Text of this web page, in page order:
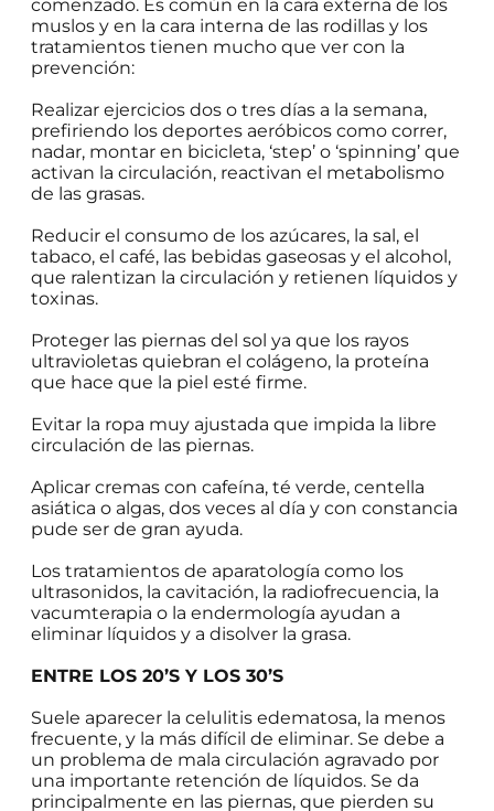
comenzado. Es común en la cara externa de los
muslos y en la cara interna de las rodillas y los
tratamientos tienen mucho que ver con la
prevención:
Realizar ejercicios dos o tres días a la semana,
prefiriendo los deportes aeróbicos como correr,
nadar, montar en bicicleta, ‘step’ o ‘spinning’ que
activan la circulación, reactivan el metabolismo
de las grasas.
Reducir el consumo de los azúcares, la sal, el
tabaco, el café, las bebidas gaseosas y el alcohol,
que ralentizan la circulación y retienen líquidos y
toxinas.
Proteger las piernas del sol ya que los rayos
ultravioletas quiebran el colágeno, la proteína
que hace que la piel esté firme.
Evitar la ropa muy ajustada que impida la libre
circulación de las piernas.
Aplicar cremas con cafeína, té verde, centella
asiática o algas, dos veces al día y con constancia
pude ser de gran ayuda.
Los tratamientos de aparatología como los
ultrasonidos, la cavitación, la radiofrecuencia, la
vacumterapia o la endermología ayudan a
eliminar líquidos y a disolver la grasa.
ENTRE LOS 20’S Y LOS 30’S
Suele aparecer la celulitis edematosa, la menos
frecuente, y la más difícil de eliminar. Se debe a
un problema de mala circulación agravado por
una importante retención de líquidos. Se da
principalmente en las piernas, que pierden su